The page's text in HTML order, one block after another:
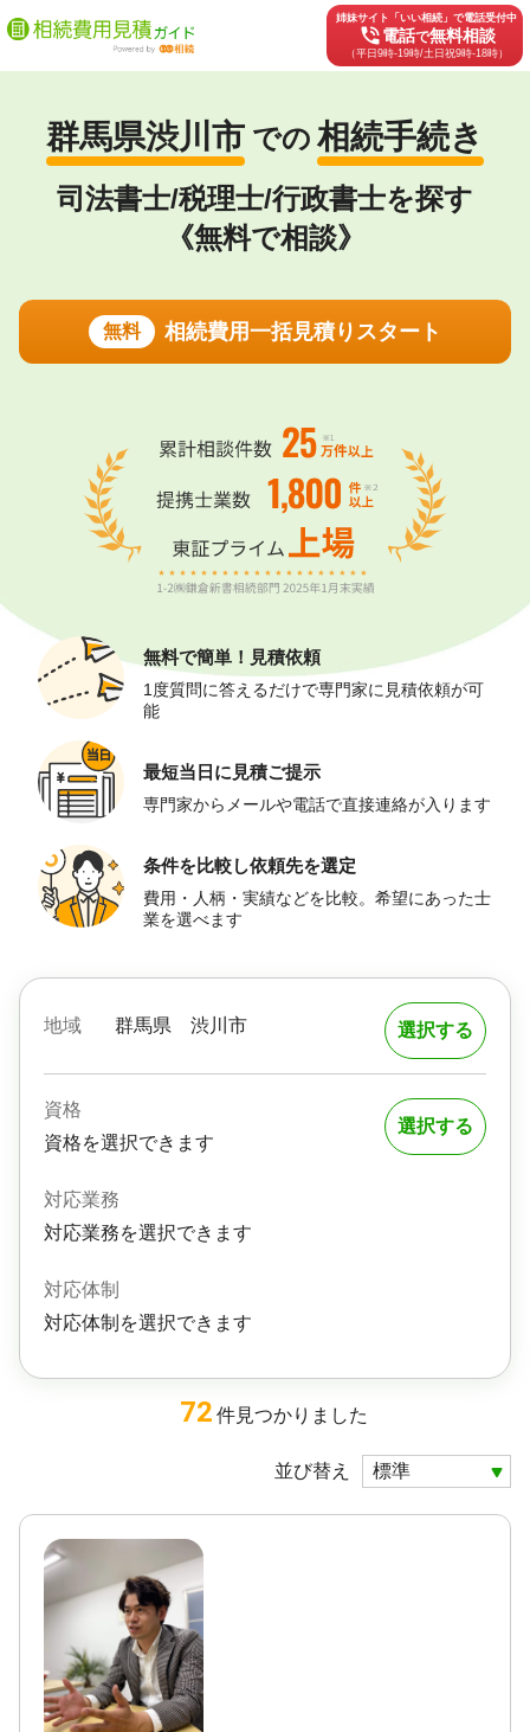
姉妹サイト「いい相続」で電話受付中
phone_in_talk電話で無料相談
（平日9時-19時/土日祝9時-18時）
群馬県渋川市 での 相続手続き
司法書士/税理士/行政書士を探す
《無料で相談》
無料 相続費用一括見積りスタート
無料で簡単！ 見積依頼
1度質問に答えるだけで専門家に見積依頼が可
能
最短当日に 見積ご提示
専門家からメールや電話で直接連絡が入ります
条件を比較し依頼先を選定
費用・人柄・実績などを比較。希望にあった士
業を選べます
地域 群馬県 渋川市 選択する
資格
資格を選択できます
対応業務
対応業務を選択できます
対応体制
対応体制を選択できます
選択する
72 件見つかりました
並び替え